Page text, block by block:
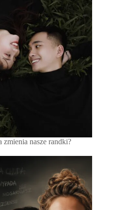
zmienia nasze randki?